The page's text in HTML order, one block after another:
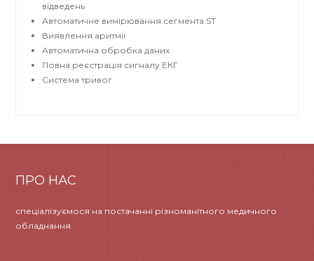
відведень
Автоматичне вимірювання сегмента ST
Виявлення аритмії
Автоматична обробка даних
Повна реєстрація сигналу ЕКГ
Система тривог
ПРО НАС
спеціалізуємося на постачанні різноманітного медичного
обладнання